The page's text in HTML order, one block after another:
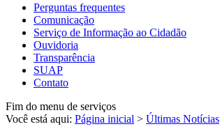
Perguntas frequentes
Comunicação
Serviço de Informação ao Cidadão
Ouvidoria
Transparência
SUAP
Contato
Fim do menu de serviços
Você está aqui: Página inicial > Últimas Notícias